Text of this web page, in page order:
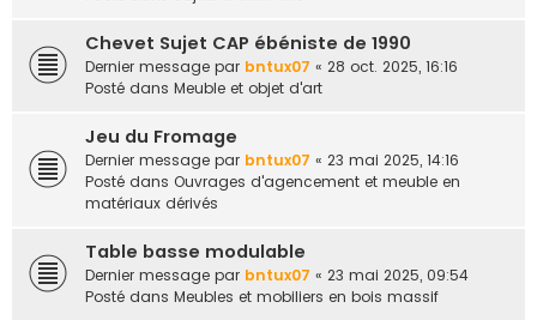
Chevet Sujet CAP ébéniste de 1990
Dernier message par bntux07 « 28 oct. 2025, 16:16
Posté dans Meuble et objet d'art
Jeu du Fromage
Dernier message par bntux07 « 23 mai 2025, 14:16
Posté dans Ouvrages d'agencement et meuble en
matériaux dérivés
Table basse modulable
Dernier message par bntux07 « 23 mai 2025, 09:54
Posté dans Meubles et mobiliers en bois massif